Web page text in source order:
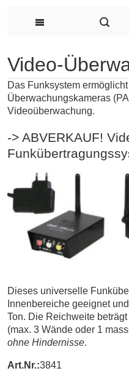
Video-
Das Funksystem
Überwachungskameras
Videoüberwachung.
-> ABVERKAUF!
Dieses universelle
Innenbereiche geeignet
Ton. Die Reichweite
(max. 3 Wände oder 1
ohne Hindernisse.
Art.Nr.:3841